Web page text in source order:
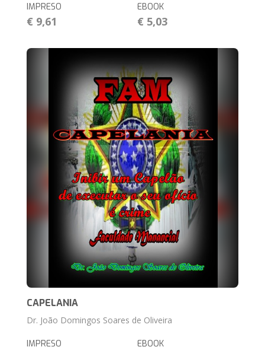
IMPRESO
€ 9,61
EBOOK
€ 5,03
CAPELANIA
Dr. João Domingos Soares de Oliveira
IMPRESO EBOOK